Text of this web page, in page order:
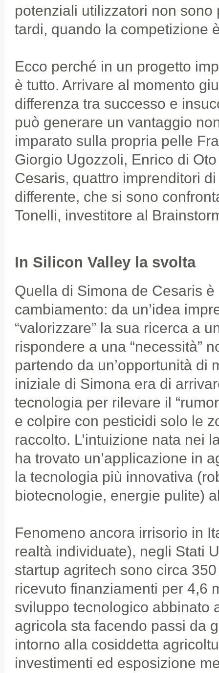
potenziali utilizzatori non sono
tardi, quando la competizione
Ecco perché in un progetto
è tutto. Arrivare al momento
differenza tra successo e
può generare un vantaggio
imparato sulla propria pelle
Giorgio Ugozzoli, Enrico di
Cesaris, quattro imprenditori
differente, che si sono
Tonelli, investitore al
In Silicon Valley la svolta
Quella di Simona de Cesaris
cambiamento: da un’idea
“valorizzare” la sua ricerca a
rispondere a una “necessità”
partendo da un’opportunità di
iniziale di Simona era di
tecnologia per rilevare il
e colpire con pesticidi solo le
raccolto. L’intuizione nata nei
ha trovato un’applicazione in
la tecnologia più innovativa
biotecnologie, energie pulite)
Fenomeno ancora irrisorio in
realtà individuate), negli Stati
startup agritech sono circa
ricevuto finanziamenti per 4,6
sviluppo tecnologico abbinato
agricola sta facendo passi da
intorno alla cosiddetta
investimenti ed esposizione